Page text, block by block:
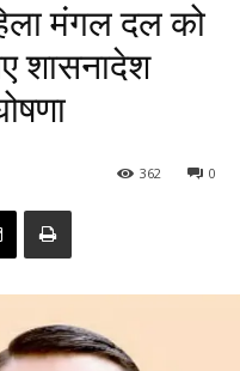
मंगल दल को
शासनादेश
0
362